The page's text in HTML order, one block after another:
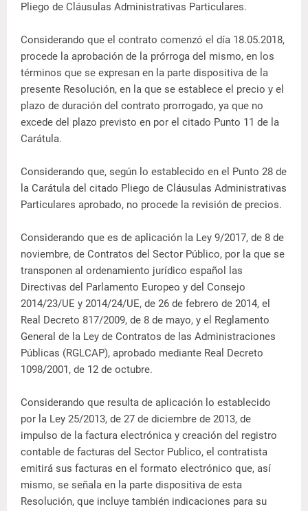
Pliego de Cláusulas Administrativas Particulares.
Considerando que el contrato comenzó el día 18.05.2018,
procede la aprobación de la prórroga del mismo, en los
términos que se expresan en la parte dispositiva de la
presente Resolución, en la que se establece el precio y el
plazo de duración del contrato prorrogado, ya que no
excede del plazo previsto en por el citado Punto 11 de la
Carátula.
Considerando que, según lo establecido en el Punto 28 de
la Carátula del citado Pliego de Cláusulas Administrativas
Particulares aprobado, no procede la revisión de precios.
Considerando que es de aplicación la Ley 9/2017, de 8 de
noviembre, de Contratos del Sector Público, por la que se
transponen al ordenamiento jurídico español las
Directivas del Parlamento Europeo y del Consejo
2014/23/UE y 2014/24/UE, de 26 de febrero de 2014, el
Real Decreto 817/2009, de 8 de mayo, y el Reglamento
General de la Ley de Contratos de las Administraciones
Públicas (RGLCAP), aprobado mediante Real Decreto
1098/2001, de 12 de octubre.
Considerando que resulta de aplicación lo establecido
por la Ley 25/2013, de 27 de diciembre de 2013, de
impulso de la factura electrónica y creación del registro
contable de facturas del Sector Publico, el contratista
emitirá sus facturas en el formato electrónico que, así
mismo, se señala en la parte dispositiva de esta
Resolución, que incluye también indicaciones para su